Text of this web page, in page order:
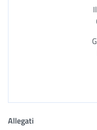
Allegati